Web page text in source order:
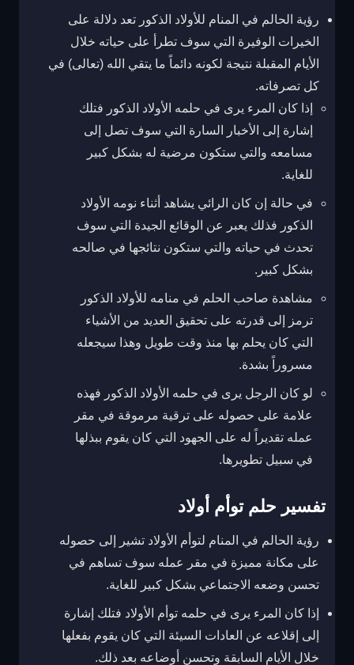
رؤية الحالم في المنام للأولاد الذكور تعد دلالة على
الخيرات الوفيرة التي سوف تطرأ على حياته خلال
الأيام المقبلة نتيجة لكونه دائماً ما يتقي الله (تعالى) في
كل تصرفاته.
إذا كان المرء يرى في حلمه الأولاد الذكور فتلك
إشارة إلى الأخبار السارة التي سوف تصل إلى
مسامعه والتي ستكون مرضية له بشكل كبير
للغاية.
في حالة إن كان الرائي يشاهد أثناء نومه الأولاد
الذكور فذلك يعبر عن الوقائع الجيدة التي سوف
تحدث في حياته والتي ستكون نتائجها في صالحه
بشكل كبير.
مشاهدة صاحب الحلم في منامه للأولاد الذكور
ترمز إلى قدرته على تحقيق العديد من الأشياء
التي كان يحلم بها منذ وقت طويل وهذا سيجعله
مسروراً بشدة.
لو كان الرجل يرى في حلمه الأولاد الذكور فهذه
علامة على حصوله على ترقية مرموقة في مقر
عمله تقديراً له على الجهود التي كان يقوم ببذلها
في سبيل تطويرها.
تفسير حلم توأم أولاد
رؤية الحالم في المنام لتوأم الأولاد تشير إلى حصوله
على مكانة مميزة في مقر عمله سوف تساهم في
تحسن وضعه الاجتماعي بشكل كبير للغاية.
إذا كان المرء يرى في حلمه توأم الأولاد فتلك إشارة
إلى إقلاعه عن العادات السيئة التي كان يقوم بفعلها
خلال الأيام السابقة وتحسن أوضاعه بعد ذلك.